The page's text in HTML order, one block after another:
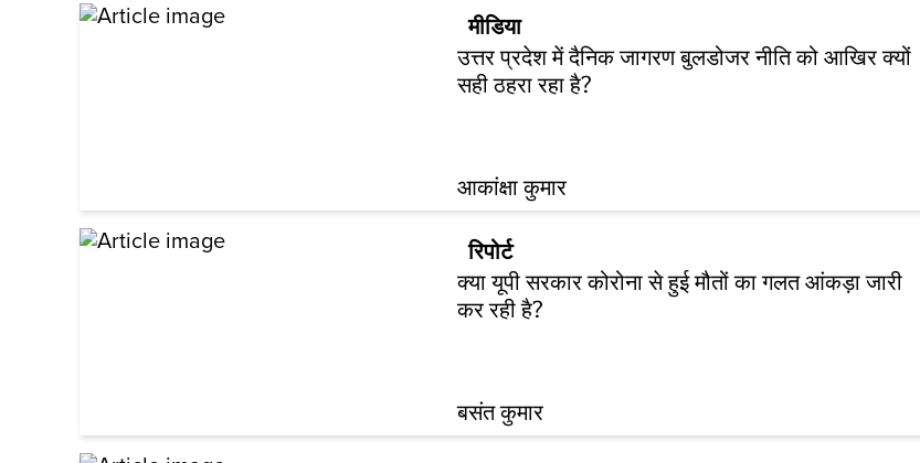
मीडिया
उत्तर प्रदेश में दैनिक जागरण बुलडोजर नीति को आखिर क्यों
सही ठहरा रहा है?
आकांक्षा कुमार
रिपोर्ट
क्या यूपी सरकार कोरोना से हुई मौतों का गलत आंकड़ा जारी
कर रही है?
बसंत कुमार